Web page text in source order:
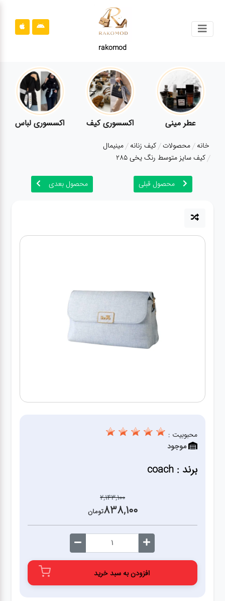
rakomod
محصولات
قوانین
سایت
درباره
زنانه
عطر مینی اکسسوری کیف اکسسوری لباس
خانه محصولات کیف زنانه مینیمال
کیف سایز متوسط رنگ یخی 285
محصول قبلی محصول بعدی
محبوبیت :
موجود
برند : coach
2,143,100
838,100تومان
افزودن به سبد خرید